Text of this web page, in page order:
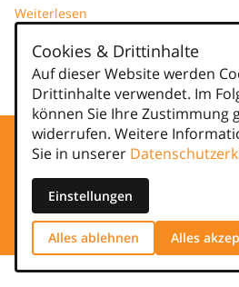
Weiterlesen
Kategorien
news
Impressum
Cookies & Drittinhalte
Auf dieser Website werden
Drittinhalte verwendet. Im
können Sie Ihre Zustimmung
widerrufen. Weitere
Sie in unserer
Einstellungen
Alles ablehnen Alles